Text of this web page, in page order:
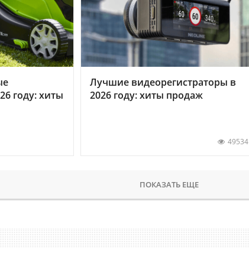
году: хиты
Лучшие видеорегистраторы в
2026 году: хиты продаж
49534
ПОКАЗАТЬ ЕЩЕ